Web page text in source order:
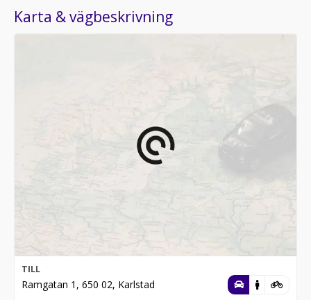
Karta & vägbeskrivning
TILL
Ramgatan 1, 650 02, Karlstad